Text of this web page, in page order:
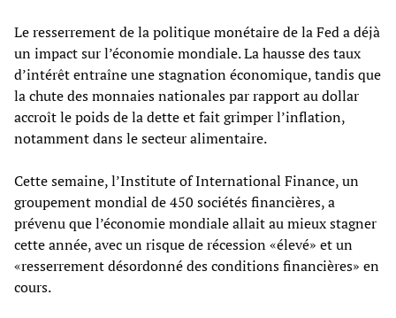
Le resserrement de la politique monétaire de la Fed a déjà
un impact sur l’économie mondiale. La hausse des taux
d’intérêt entraîne une stagnation économique, tandis que
la chute des monnaies nationales par rapport au dollar
accroît le poids de la dette et fait grimper l’inflation,
notamment dans le secteur alimentaire.
Cette semaine, l’Institute of International Finance, un
groupement mondial de 450 sociétés financières, a
prévenu que l’économie mondiale allait au mieux stagner
cette année, avec un risque de récession «élevé» et un
«resserrement désordonné des conditions financières» en
cours.